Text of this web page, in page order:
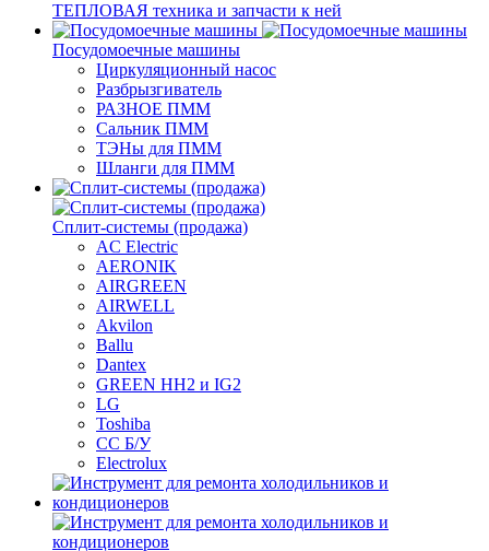
ТЕПЛОВАЯ техника и запчасти к ней
Посудомоечные машины
Циркуляционный насос
Разбрызгиватель
РАЗНОЕ ПММ
Сальник ПММ
ТЭНы для ПММ
Шланги для ПММ
Сплит-системы (продажа)
AC Electric
AERONIK
AIRGREEN
AIRWELL
Akvilon
Ballu
Dantex
GREEN HH2 и IG2
LG
Toshiba
СС Б/У
Electrolux